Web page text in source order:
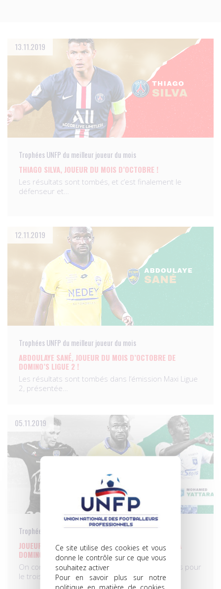
Ce site utilise des cookies et vous
donne le contrôle sur ce que vous
souhaitez activer
Pour en savoir plus sur notre
politique en matière de cookies,
13.11.2019
Trophées UNFP du meilleur joueur du mois
THIAGO SILVA, JOUEUR DU MOIS D’OCTOBRE !
Les résultats sont tombés, et c’est finalement le
défenseur et…
12.11.2019
Trophées UNFP du meilleur joueur du mois
ABDOULAYE SANÉ, JOUEUR DU MOIS D’OCTOBRE DE
DOMINO’S LIGUE 2 !
Les résultats sont tombés dans l’émission Maxi Ligue
2, présentée…
05.11.2019
Trophées UNFP du meilleur joueur du mois
JOUEUR DU MOIS D’OCTOBRE, LES NOMMÉS POUR LA
DOMINO’S LIGUE 2
On connaît désormais les trois joueurs nommés pour
le troisième…